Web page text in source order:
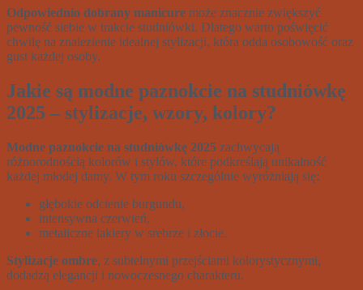
Odpowiednio dobrany manicure może znacznie zwiększyć
pewność siebie w trakcie studniówki. Dlatego warto poświęcić
chwilę na znalezienie idealnej stylizacji, która odda osobowość oraz
gust każdej osoby.
Jakie są modne paznokcie na studniówkę
2025 – stylizacje, wzory, kolory?
Modne paznokcie na studniówkę 2025 zachwycają
różnorodnością kolorów i stylów, które podkreślają unikalność
każdej młodej damy. W tym roku szczególnie wyróżniają się:
głębokie odcienie burgundu,
intensywna czerwień,
metaliczne lakiery w srebrze i złocie.
Stylizacje ombre, z subtelnymi przejściami kolorystycznymi,
dodadzą elegancji i nowoczesnego charakteru.